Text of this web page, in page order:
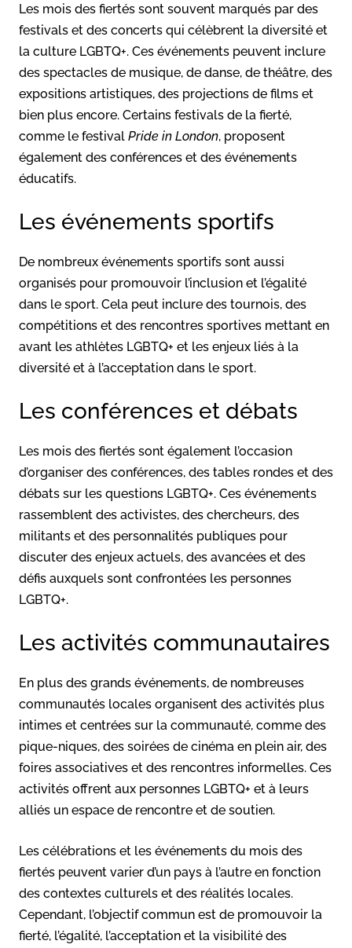
Les mois des fiertés sont souvent marqués par des
festivals et des concerts qui célèbrent la diversité et
la culture LGBTQ+. Ces événements peuvent inclure
des spectacles de musique, de danse, de théâtre, des
expositions artistiques, des projections de films et
bien plus encore. Certains festivals de la fierté,
comme le festival Pride in London, proposent
également des conférences et des événements
éducatifs.
Les événements sportifs
De nombreux événements sportifs sont aussi
organisés pour promouvoir l’inclusion et l’égalité
dans le sport. Cela peut inclure des tournois, des
compétitions et des rencontres sportives mettant en
avant les athlètes LGBTQ+ et les enjeux liés à la
diversité et à l’acceptation dans le sport.
Les conférences et débats
Les mois des fiertés sont également l’occasion
d’organiser des conférences, des tables rondes et des
débats sur les questions LGBTQ+. Ces événements
rassemblent des activistes, des chercheurs, des
militants et des personnalités publiques pour
discuter des enjeux actuels, des avancées et des
défis auxquels sont confrontées les personnes
LGBTQ+.
Les activités communautaires
En plus des grands événements, de nombreuses
communautés locales organisent des activités plus
intimes et centrées sur la communauté, comme des
pique-niques, des soirées de cinéma en plein air, des
foires associatives et des rencontres informelles. Ces
activités offrent aux personnes LGBTQ+ et à leurs
alliés un espace de rencontre et de soutien.
Les célébrations et les événements du mois des
fiertés peuvent varier d’un pays à l’autre en fonction
des contextes culturels et des réalités locales.
Cependant, l’objectif commun est de promouvoir la
fierté, l’égalité, l’acceptation et la visibilité des